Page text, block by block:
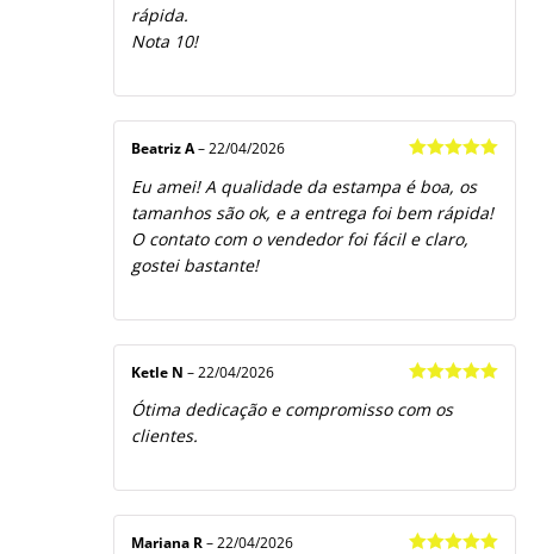
rápida.
Nota 10!
de 5
Beatriz A– 22/04/2026
Eu amei! A qualidade da estampa é boa, os
tamanhos são ok, e a entrega foi bem rápida!
O contato com o vendedor foi fácil e claro,
gostei bastante!
de 5
Ketle N – 22/04/2026
Ótima dedicação e compromisso com os
clientes.
Mariana R – 22/04/2026